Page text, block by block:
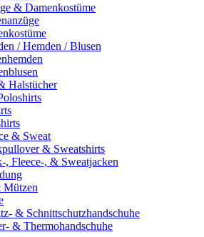
& Damenkostüme
/ Hemden / Blusen
Halstücher
& Sweat
& Sweatshirts
, Fleece-, & Sweatjacken
Mützen
& Schnittschutzhandschuhe
& Thermohandschuhe